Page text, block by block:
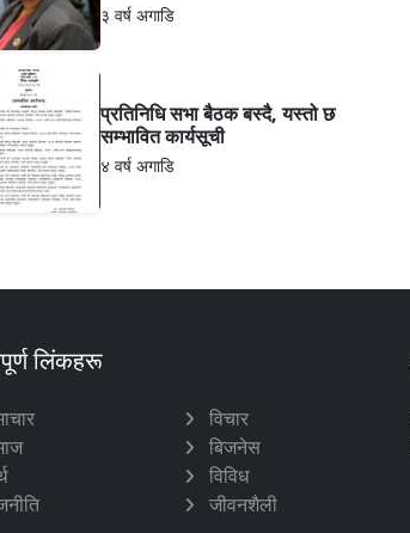
३ वर्ष अगाडि
प्रतिनिधि सभा बैठक बस्दै, यस्तो छ
सम्भावित कार्यसूची
४ वर्ष अगाडि
लिंकहरू
विचार
बिजनेस
विविध
जीवनशैली